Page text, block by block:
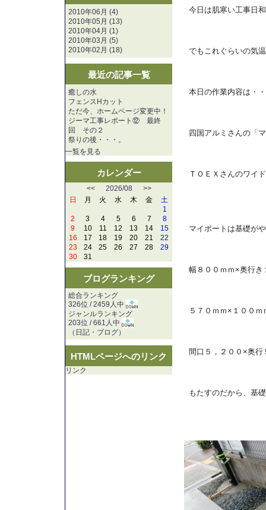
今日は肌寒い工事日
でもこれぐらいの気
本日の作業内容は・
四国アルミさんの「
ＴＯＥＸさんのワイ
マイポートは基礎が
幅８００ｍｍ×奥行
５７０ｍｍ×１００ｍ
間口５，２００×奥行
もたすのだから、基
2010年06月 (4)
2010年05月 (13)
2010年04月 (1)
2010年03月 (5)
2010年02月 (18)
最近の記事一覧
癒しの水
フェンスHカット
ただ今、ホームページ変更中！
ジーマ工事レポート⑫ 最終
回 その２
祭りの後・・・。
一覧を見る
カレンダー
<<2026/08 >>
日
月 火 水 木 金
土
1
2
3 4 5 6 7
8
9
10 11 12 13 14
15
16
17 18 19 20 21
22
23
24 25 26 27 28
29
30
31
ブログランキング
総合ランキング
326位 / 2459人中
ジャンルランキング
203位 / 661人中
（ 日記・ブログ）
HTMLページへのリンク
リンク